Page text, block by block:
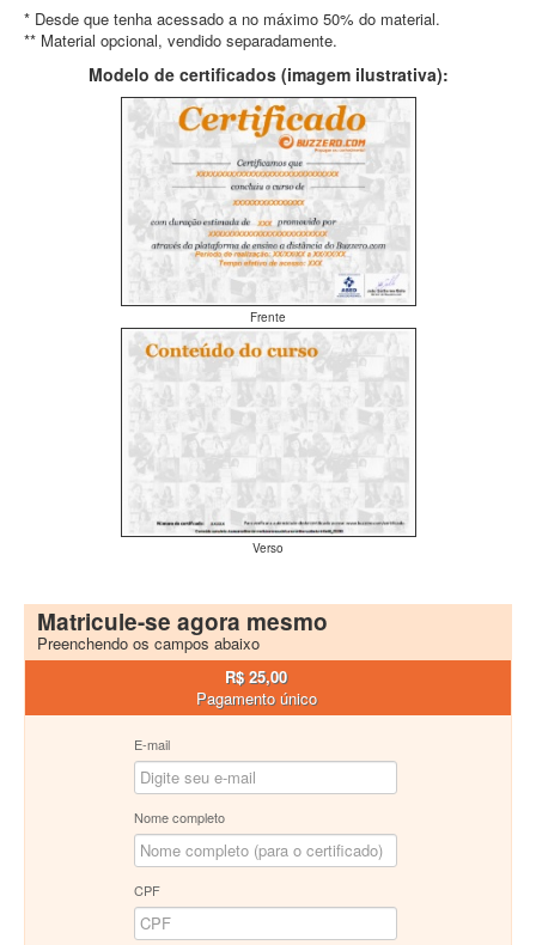
* Desde que tenha acessado a no máximo 50% do material.
** Material opcional, vendido separadamente.
Modelo de certificados (imagem ilustrativa):
Frente
Verso
Matricule-se agora mesmo
Preenchendo os campos abaixo
R$ 25,00
Pagamento único
E-mail
Nome completo
CPF